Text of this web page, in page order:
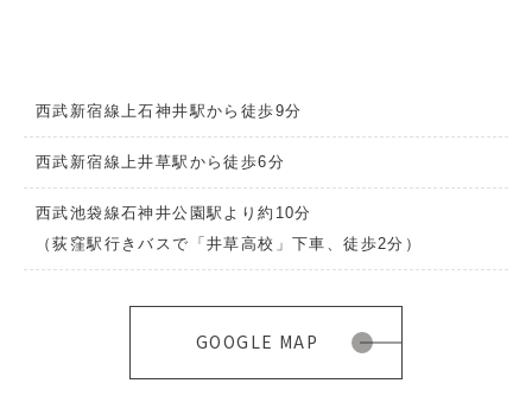
西武新宿線上石神井駅から徒歩9分
西武新宿線上井草駅から徒歩6分
西武池袋線石神井公園駅より約10分
（荻窪駅行きバスで「井草高校」下車、徒歩2分）
GOOGLE MAP